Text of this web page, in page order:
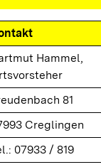
Hammel,
81
Creglingen
07933 / 819